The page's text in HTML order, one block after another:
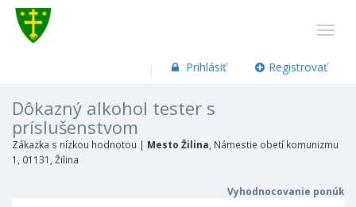
Prihlásiť Registrovať
Dôkazný alkohol tester s
príslušenstvom
Zákazka s nízkou hodnotou | Mesto Žilina , Námestie obetí komunizmu
1, 01131, Žilina
Vyhodnocovanie ponúk